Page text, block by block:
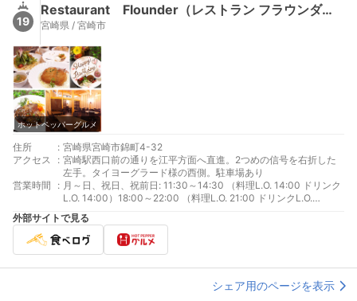
19
Restaurant Flounder（レストラン フラウンダー）
宮崎県 / 宮崎市
ホットペッパーグルメ
住所 : 宮崎県宮崎市錦町4-32
アクセス
: 宮崎駅西口前の通りを江平方面へ直進。2つめの信号を右折した
左手。タイヨーグラード様の西側。駐車場あり
営業時間
: 月～日、祝日、祝前日: 11:30～14:30 （料理L.O. 14:00 ドリンク
L.O. 14:00）18:00～22:00 （料理L.O. 21:00 ドリンクL.O.
21:00）
外部サイトで見る
シェア用のページを表示